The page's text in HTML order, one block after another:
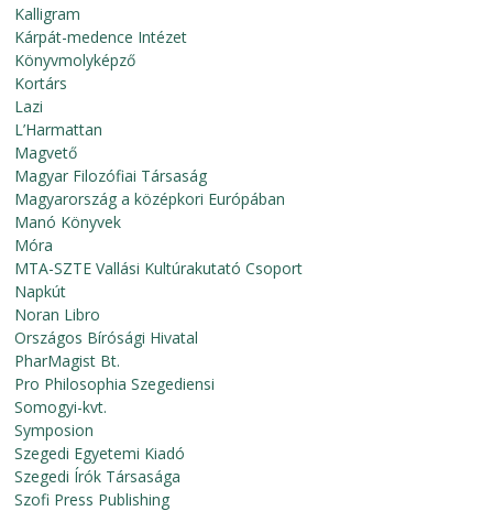
Kalligram
Kárpát-medence Intézet
Könyvmolyképző
Kortárs
Lazi
L’Harmattan
Magvető
Magyar Filozófiai Társaság
Magyarország a középkori Európában
Manó Könyvek
Móra
MTA-SZTE Vallási Kultúrakutató Csoport
Napkút
Noran Libro
Országos Bírósági Hivatal
PharMagist Bt.
Pro Philosophia Szegediensi
Somogyi-kvt.
Symposion
Szegedi Egyetemi Kiadó
Szegedi Írók Társasága
Szofi Press Publishing